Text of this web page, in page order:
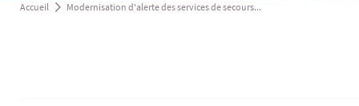
Accueil a Modernisation d'alerte des services de secours...